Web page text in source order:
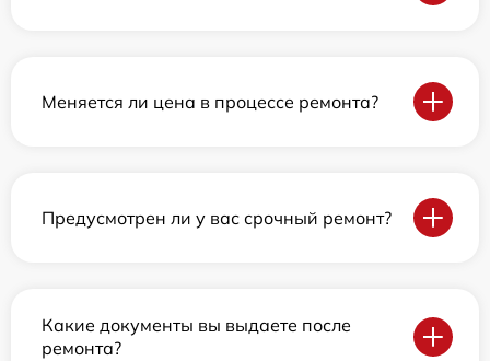
Меняется ли цена в процессе ремонта?
Предусмотрен ли у вас срочный ремонт?
Какие документы вы выдаете после
ремонта?